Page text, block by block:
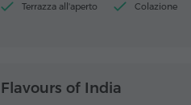
Terrazza all'aperto Colazione
Flavours of India